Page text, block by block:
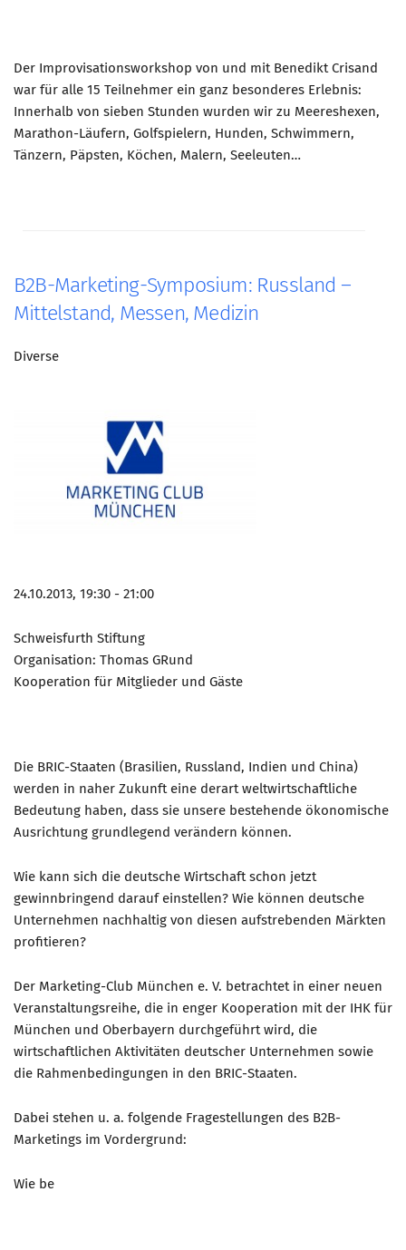
Der Improvisationsworkshop von und mit Benedikt Crisand
war für alle 15 Teilnehmer ein ganz besonderes Erlebnis:
Innerhalb von sieben Stunden wurden wir zu Meereshexen,
Marathon-Läufern, Golfspielern, Hunden, Schwimmern,
Tänzern, Päpsten, Köchen, Malern, Seeleuten…
B2B-Marketing-Symposium: Russland –
Mittelstand, Messen, Medizin
Diverse
24.10.2013, 19:30 - 21:00
Schweisfurth Stiftung
Organisation: Thomas GRund
Kooperation für Mitglieder und Gäste
Die BRIC-Staaten (Brasilien, Russland, Indien und China)
werden in naher Zukunft eine derart weltwirtschaftliche
Bedeutung haben, dass sie unsere bestehende ökonomische
Ausrichtung grundlegend verändern können.
Wie kann sich die deutsche Wirtschaft schon jetzt
gewinnbringend darauf einstellen? Wie können deutsche
Unternehmen nachhaltig von diesen aufstrebenden Märkten
profitieren?
Der Marketing-Club München e. V. betrachtet in einer neuen
Veranstaltungsreihe, die in enger Kooperation mit der IHK für
München und Oberbayern durchgeführt wird, die
wirtschaftlichen Aktivitäten deutscher Unternehmen sowie
die Rahmenbedingungen in den BRIC-Staaten.
Dabei stehen u. a. folgende Fragestellungen des B2B-
Marketings im Vordergrund:
Wie be